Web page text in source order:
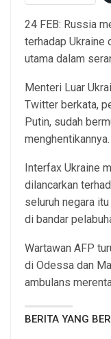
24 FEB: Russia
terhadap Ukraine
utama dalam
Menteri Luar
Twitter berkata,
Putin, sudah
menghentikannya.
Interfax Ukraine
dilancarkan
seluruh negara
di bandar
Wartawan AFP
di Odessa dan
ambulans
BERITA YANG